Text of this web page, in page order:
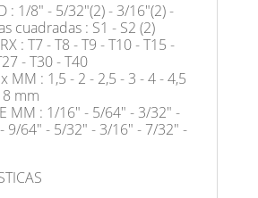
: 1/8" - 5/32"(2) - 3/16"(2) -
cuadradas : S1 - S2 (2)
: T7 - T8 - T9 - T10 - T15 -
- T30 - T40
MM : 1,5 - 2 - 2,5 - 3 - 4 - 4,5
8 mm
MM : 1/16" - 5/64" - 3/32" -
9/64" - 5/32" - 3/16" - 7/32" -